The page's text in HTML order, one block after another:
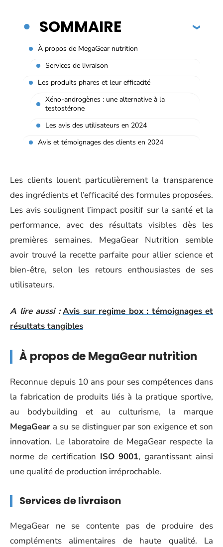
SOMMAIRE
À propos de MegaGear nutrition
Services de livraison
Les produits phares et leur efficacité
Xéno-androgènes : une alternative à la
testostérone
Les avis des utilisateurs en 2024
Avis et témoignages des clients en 2024
Les clients louent particulièrement la transparence
des ingrédients et l’efficacité des formules proposées.
Les avis soulignent l’impact positif sur la santé et la
performance, avec des résultats visibles dès les
premières semaines. MegaGear Nutrition semble
avoir trouvé la recette parfaite pour allier science et
bien-être, selon les retours enthousiastes de ses
utilisateurs.
A lire aussi : Avis sur regime box : témoignages et
résultats tangibles
À propos de MegaGear nutrition
Reconnue depuis 10 ans pour ses compétences dans
la fabrication de produits liés à la pratique sportive,
au bodybuilding et au culturisme, la marque
MegaGear a su se distinguer par son exigence et son
innovation. Le laboratoire de MegaGear respecte la
norme de certification ISO 9001, garantissant ainsi
une qualité de production irréprochable.
Services de livraison
MegaGear ne se contente pas de produire des
compléments alimentaires de haute qualité. La